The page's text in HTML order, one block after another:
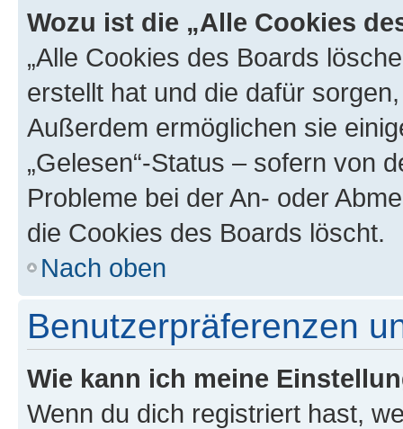
Wozu ist die „Alle Cookies
„Alle Cookies des Boards
erstellt hat und die dafür
Außerdem ermöglichen sie
„Gelesen“-Status – sofern von
Probleme bei der An- oder
die Cookies des Boards löscht.
Nach oben
Benutzerpräferenzen
Wie kann ich meine
Wenn du dich registriert hast,